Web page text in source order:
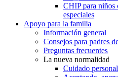
CHIP para niños
especiales
Apoyo para la familia
Información general
Consejos para padres
Preguntas frecuentes
La nueva normalidad
Cuidado personal